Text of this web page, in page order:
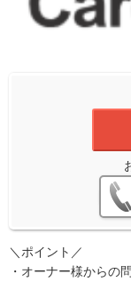
＼ポイント／
・オーナー様からの